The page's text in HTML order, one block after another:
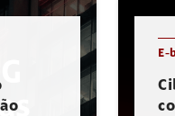
E-